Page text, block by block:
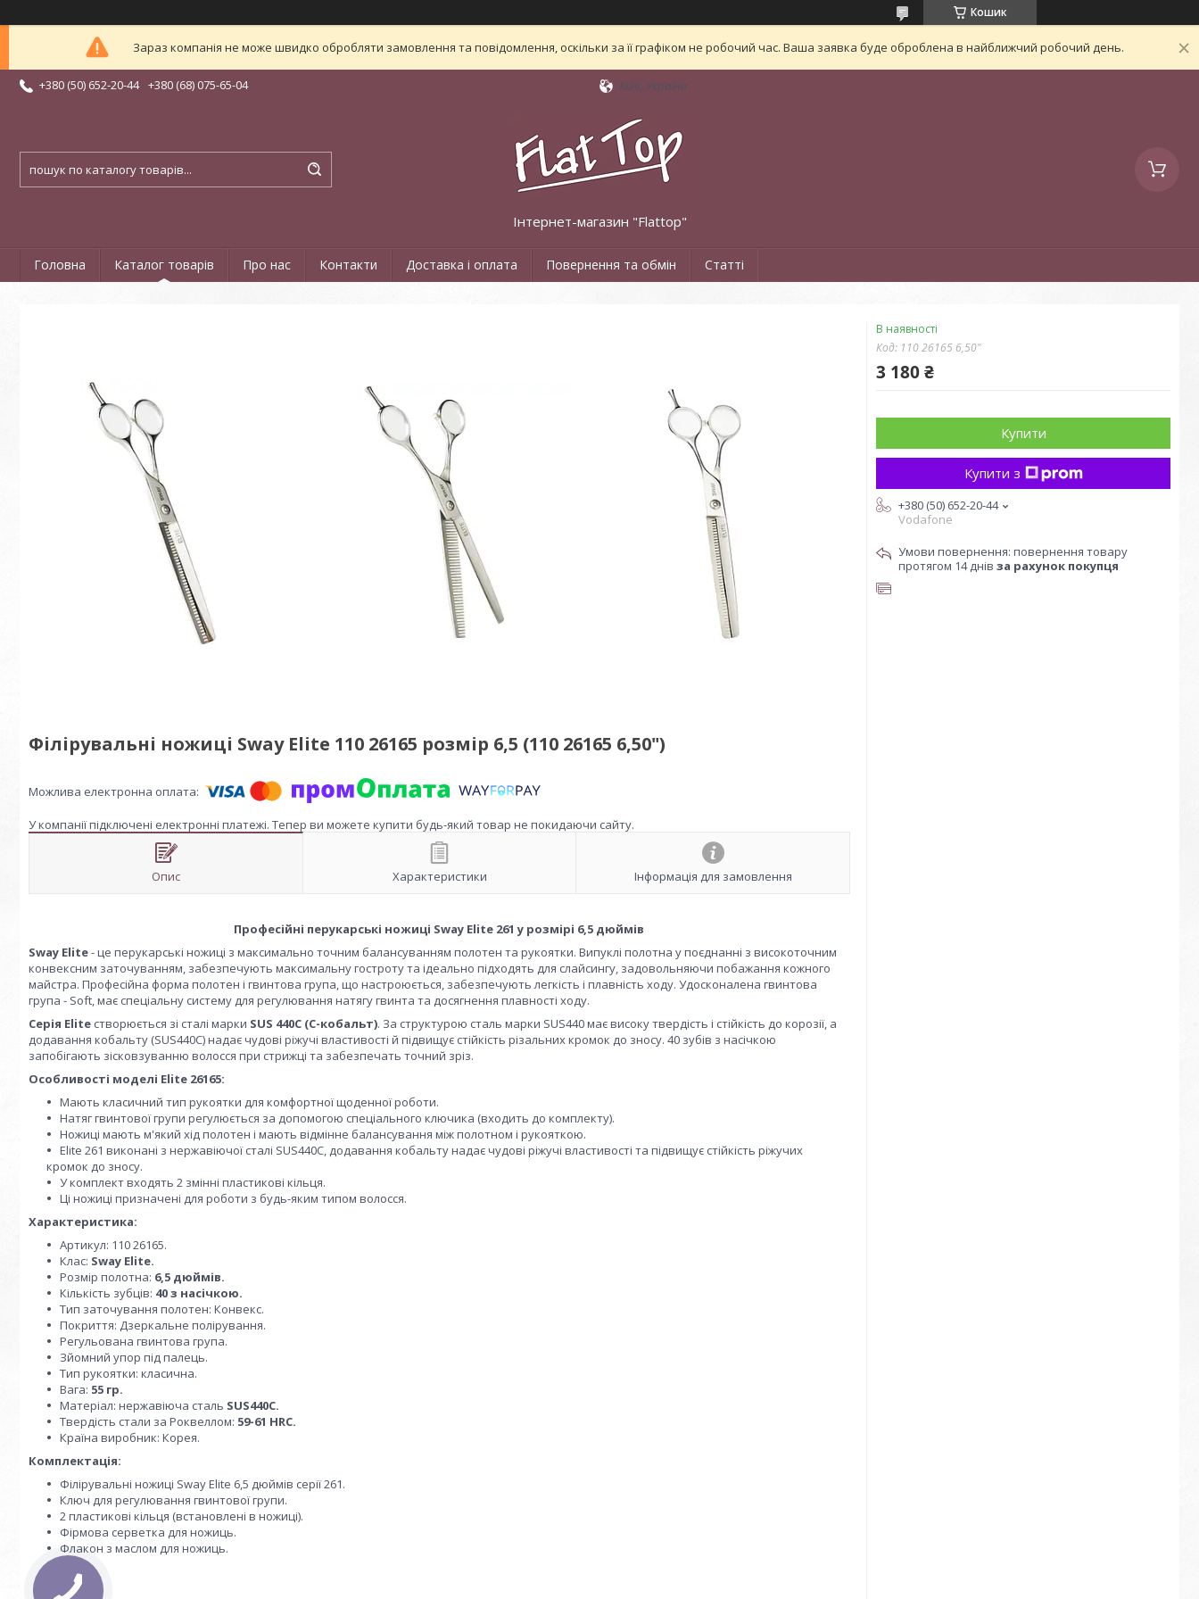
Кошик
Зараз компанія не може швидко обробляти замовлення та повідомлення, оскільки за її графіком не робочий час. Ваша заявка буде оброблена в найближчий робочий день.
+380 (50) 652-20-44 +380 (68) 075-65-04 Київ, Україна
Інтернет-магазин "Flattop"
Головна Каталог товарів Про нас Контакти Доставка і оплата Повернення та обмін Статті
Філірувальні ножиці Sway Elite 110 26165 розмір 6,5 (110 26165 6,50")
У компанії підключені електронні платежі. Тепер ви можете купити будь-який товар не покидаючи сайту.
Опис Характеристики Інформація для замовлення
Професійні перукарські ножиці Sway Elite 261 у розмірі 6,5 дюймів
Sway Elite- це перукарські ножиці з максимально точним балансуванням полотен та рукоятки. Випуклі полотна у поєднанні з високоточним
конвексним заточуванням, забезпечують максимальну гостроту та ідеально підходять для слайсингу, задовольняючи побажання кожного
майстра. Професійна форма полотен і гвинтова група, що настроюється, забезпечують легкість і плавність ходу. Удосконалена гвинтова
група - Soft, має спеціальну систему для регулювання натягу гвинта та досягнення плавності ходу.
Серія Elite створюється зі сталі марки SUS 440C (С-кобальт). За структурою сталь марки SUS440 має високу твердість і стійкість до корозії, а
додавання кобальту (SUS440С) надає чудові ріжучі властивості й підвищує стійкість різальних кромок до зносу. 40 зубів з насічкою
запобігають зісковзуванню волосся при стрижці та забезпечать точний зріз.
Особливості моделі Elite 26165:
Мають класичний тип рукоятки для комфортної щоденної роботи.
Натяг гвинтової групи регулюється за допомогою спеціального ключика (входить до комплекту).
Ножиці мають м'який хід полотен і мають відмінне балансування між полотном і рукояткою.
Elite 261 виконані з нержавіючої сталі SUS440C, додавання кобальту надає чудові ріжучі властивості та підвищує стійкість ріжучих
кромок до зносу.
У комплект входять 2 змінні пластикові кільця.
Ці ножиці призначені для роботи з будь-яким типом волосся.
Характеристика:
Артикул: 110 26165.
Клас: Sway Elite.
Розмір полотна: 6,5 дюймів.
Кількість зубців: 40 з насічкою.
Тип заточування полотен: Конвекс.
Покриття: Дзеркальне полірування.
Регульована гвинтова група.
Зйомний упор під палець.
Тип рукоятки: класична.
Вага: 55 гр.
Матеріал: нержавіюча сталь SUS440С.
Твердість стали за Роквеллом: 59-61 HRC.
Країна виробник: Корея.
Комплектація:
Філірувальні ножиці Sway Elite 6,5 дюймів серії 261.
Ключ для регулювання гвинтової групи.
2 пластикові кільця (встановлені в ножиці).
Фірмова серветка для ножиць.
Флакон з маслом для ножиць.
В наявності
Код: 110 26165 6,50"
3 180 ₴
Купити
Купити з
+380 (50) 652-20-44
Vodafone
повернення товару
протягом 14 днів за рахунок покупця